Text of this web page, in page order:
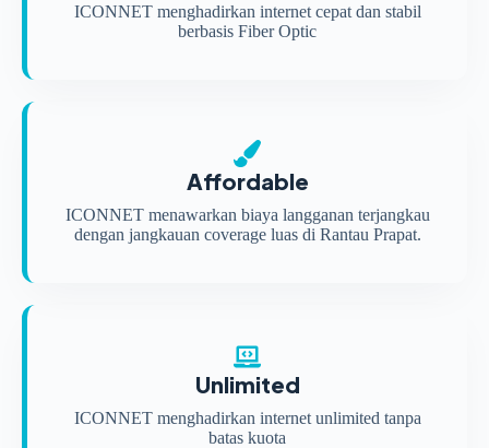
ICONNET menghadirkan internet cepat dan stabil
berbasis Fiber Optic
Affordable
ICONNET menawarkan biaya langganan terjangkau
dengan jangkauan coverage luas di Rantau Prapat.
Unlimited
ICONNET menghadirkan internet unlimited tanpa
batas kuota